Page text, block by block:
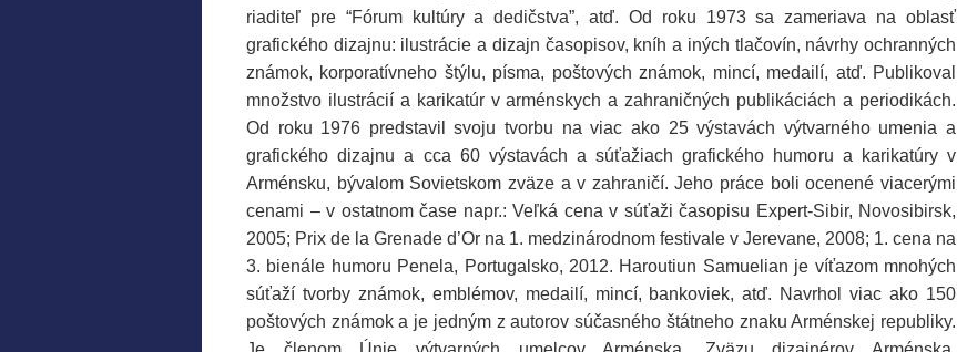
riaditeľ pre “Fórum kultúry a dedičstva”, atď. Od roku 1973 sa zameriava na oblasť
grafického dizajnu: ilustrácie a dizajn časopisov, kníh a iných tlačovín, návrhy ochranných
známok, korporatívneho štýlu, písma, poštových známok, mincí, medailí, atď. Publikoval
množstvo ilustrácií a karikatúr v arménskych a zahraničných publikáciách a periodikách.
Od roku 1976 predstavil svoju tvorbu na viac ako 25 výstavách výtvarného umenia a
grafického dizajnu a cca 60 výstavách a súťažiach grafického humoru a karikatúry v
Arménsku, bývalom Sovietskom zväze a v zahraničí. Jeho práce boli ocenené viacerými
cenami – v ostatnom čase napr.: Veľká cena v súťaži časopisu Expert-Sibir, Novosibirsk,
2005; Prix de la Grenade d’Or na 1. medzinárodnom festivale v Jerevane, 2008; 1. cena na
3. bienále humoru Penela, Portugalsko, 2012. Haroutiun Samuelian je víťazom mnohých
súťaží tvorby známok, emblémov, medailí, mincí, bankoviek, atď. Navrhol viac ako 150
poštových známok a je jedným z autorov súčasného štátneho znaku Arménskej republiky.